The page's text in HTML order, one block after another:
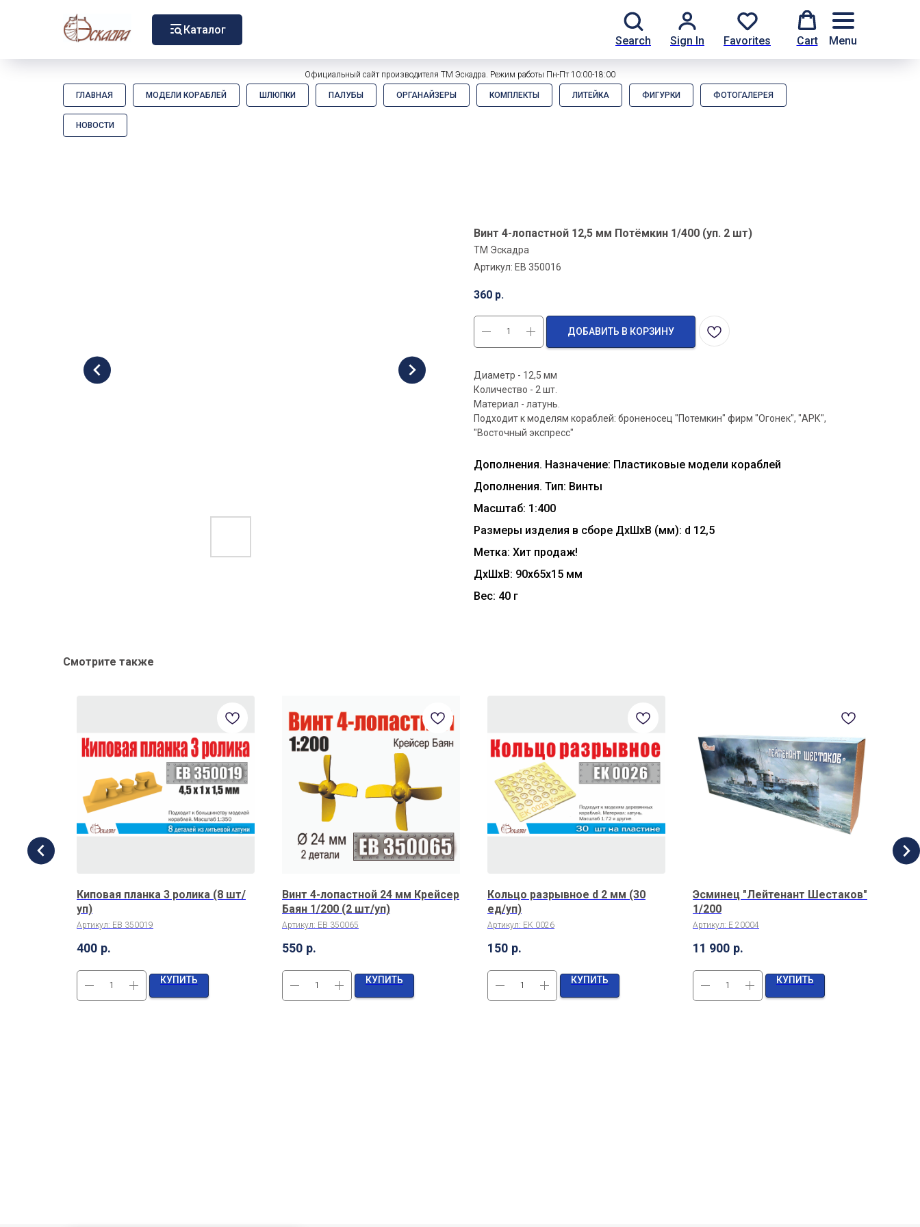
Каталог
Search
Sign In Favorites Cart Menu
Официальный сайт производителя ТМ Эскадра. Режим работы Пн-Пт 10:00-18:00
ГЛАВНАЯ МОДЕЛИ КОРАБЛЕЙ ШЛЮПКИ ПАЛУБЫ ОРГАНАЙЗЕРЫ КОМПЛЕКТЫ ЛИТЕЙКА ФИГУРКИ ФОТОГАЛЕРЕЯ
НОВОСТИ
Винт 4-лопастной 12,5 мм Потёмкин 1/400 (уп. 2 шт)
ТМ Эскадра
Артикул: EB 350016
360 р.
ДОБАВИТЬ В КОРЗИНУ
Диаметр - 12,5 мм
Количество - 2 шт.
Материал - латунь.
Подходит к моделям кораблей: броненосец "Потемкин" фирм "Огонек", "АРК",
"Восточный экспресс"
Дополнения. Назначение: Пластиковые модели кораблей
Дополнения. Тип: Винты
Масштаб: 1:400
Размеры изделия в сборе ДхШхВ (мм): d 12,5
Метка: Хит продаж!
ДxШxВ: 90x65x15 мм
Вес: 40 г
Смотрите также
Киповая планка 3 ролика (8 шт/
уп)
Артикул: EB 350019
400 р.
КУПИТЬ
Винт 4-лопастной 24 мм Крейсер
Баян 1/200 (2 шт/уп)
Артикул: EB 350065
550 р.
КУПИТЬ
Кольцо разрывное d 2 мм (30
ед/уп)
Артикул: EK 0026
150 р.
КУПИТЬ
Эсминец "Лейтенант Шестаков"
1/200
Артикул: E 20004
11 900 р.
КУПИТЬ